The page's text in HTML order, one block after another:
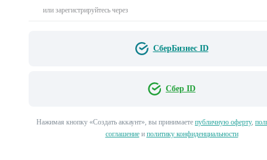
или зарегистрируйтесь через
СберБизнес ID
Сбер ID
Нажимая кнопку «Создать аккаунт», вы принимаете публичную оферту,
соглашениеи политику конфиденциальности